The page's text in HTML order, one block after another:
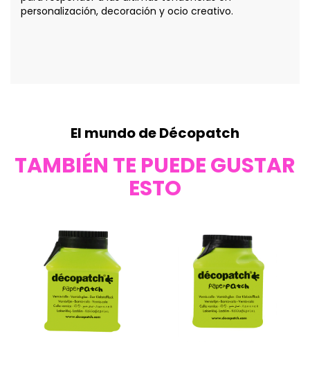
personalización, decoración y ocio creativo.
El mundo de Décopatch
TAMBIÉN TE PUEDE GUSTAR
ESTO